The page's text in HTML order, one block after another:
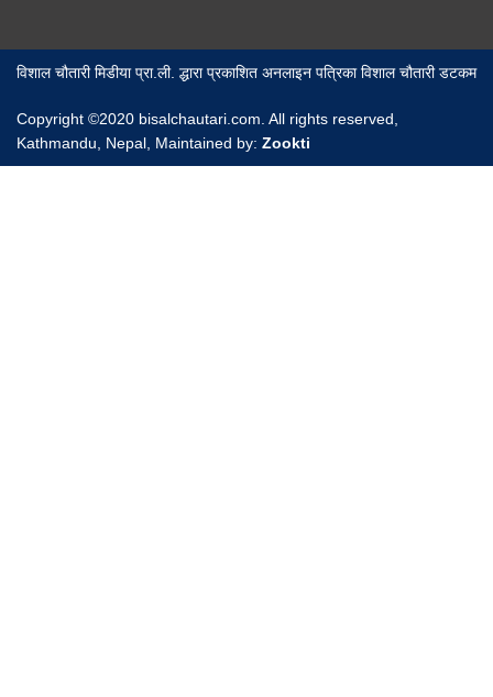
विशाल चौतारी मिडीया प्रा.ली. द्धारा प्रकाशित अनलाइन पत्रिका विशाल चौतारी डटकम
Copyright ©2020 bisalchautari.com. All rights reserved,
Kathmandu, Nepal, Maintained by: Zookti